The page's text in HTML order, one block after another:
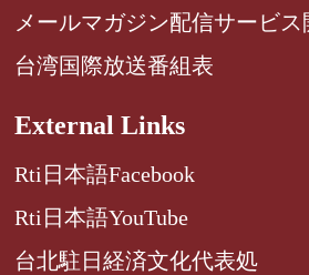
メールマガジン配信サービス
台湾国際放送番組表
External Links
Rti日本語Facebook
Rti日本語YouTube
台北駐日経済文化代表処